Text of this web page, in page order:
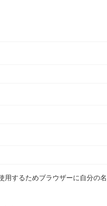
用するためブラウザーに自分の